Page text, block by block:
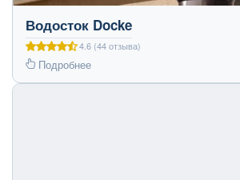
Водосток Docke
4.6 (44 отзыва)
Подробнее